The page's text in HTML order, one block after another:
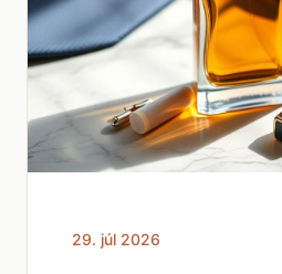
29. júl 2026